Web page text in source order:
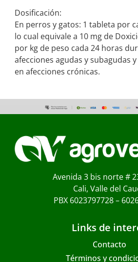
Dosificación:
En perros y gatos: 1 tableta por
lo cual equivale a 10 mg de
por kg de peso cada 24 horas
afecciones agudas y subagudas
en afecciones crónicas.
Avenida 3 bis norte #
Cali, Valle del
PBX 6023797728 –
Links de
Contacto
Términos y